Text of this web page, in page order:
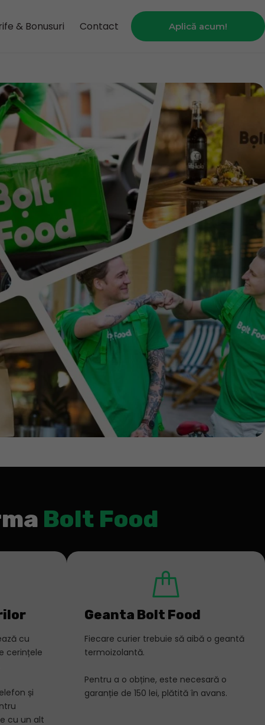
& Bonusuri Contact Aplică acum!
Bolt Food
cu
cerințele
și
cu un alt
Geanta Bolt Food
Fiecare curier trebuie să aibă o geantă
termoizolantă.
Pentru a o obține, este necesară o
garanție de 150 lei, plătită în avans.